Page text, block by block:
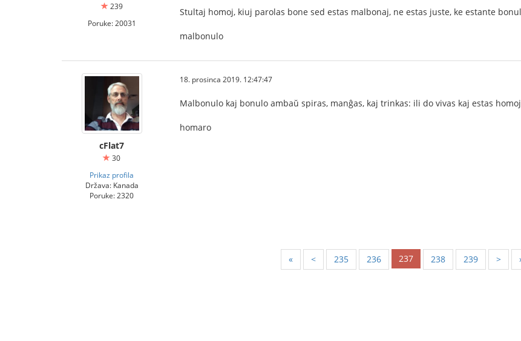
239
Poruke: 20031
Stultaj homoj, kiuj parolas bone sed estas malbonaj, ne estas juste, ke estante
malbonulo
cFlat7
30
Prikaz profila
Država: Kanada
Poruke: 2320
18. prosinca 2019. 12:47:47
Malbonulo kaj bonulo ambaŭ spiras, manĝas, kaj trinkas: ili do vivas kaj estas
homaro
« < 235 236 237 238 239 >